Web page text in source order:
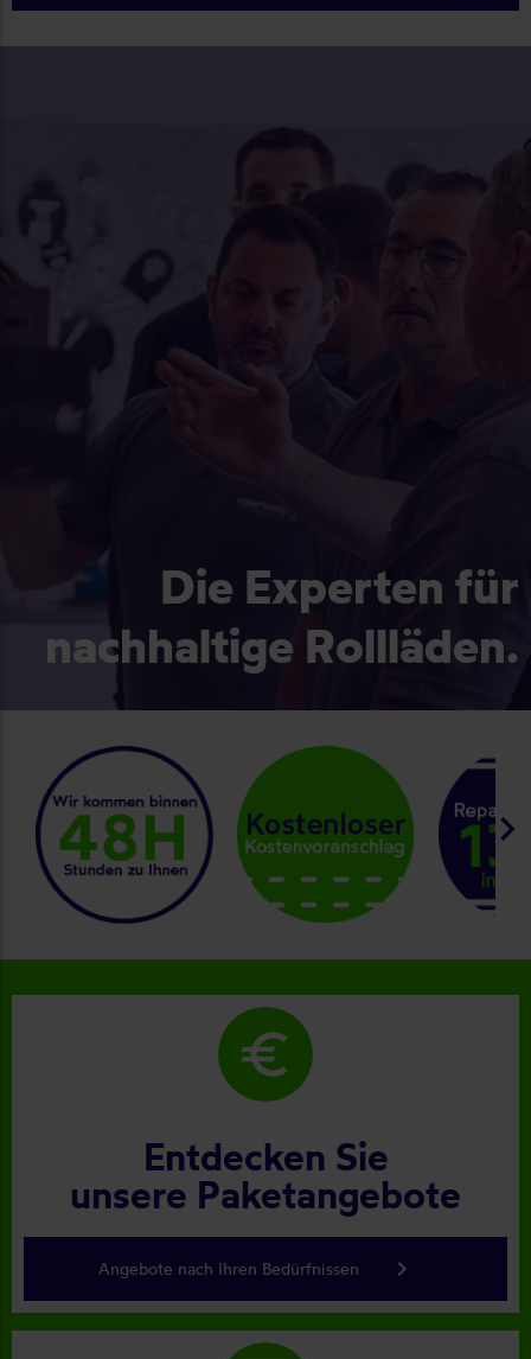
Die Experten für
nachhaltige Rollläden.
keyboard_arrow_right
euro
Entdecken Sie
unsere Paketangebote
Angebote nach Ihren Bedürfnissen keyboard_arrow_right